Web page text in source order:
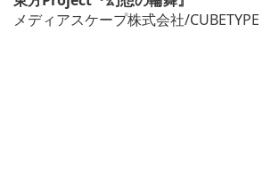
メディアスケープ株式会社/CUBETYPE